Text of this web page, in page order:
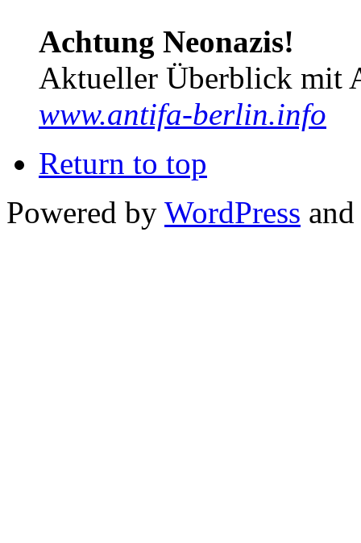
Achtung Neonazis!
Aktueller Überblick mit
www.antifa-berlin.info
Return to top
Powered by WordPress